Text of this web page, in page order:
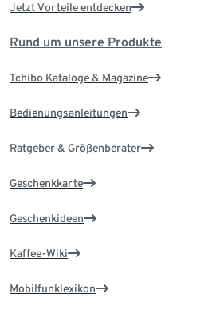
Jetzt Vorteile entdecken
Rund um unsere Produkte
Tchibo Kataloge & Magazine
Bedienungsanleitungen
Ratgeber & Größenberater
Geschenkkarte
Geschenkideen
Kaffee-Wiki
Mobilfunklexikon